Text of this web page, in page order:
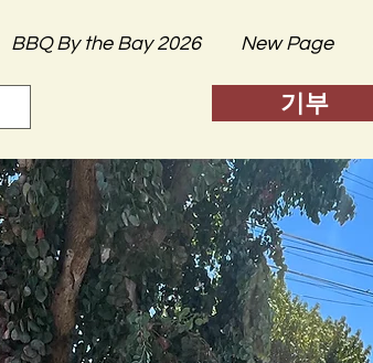
BBQ By the Bay 2026 New Page
기부